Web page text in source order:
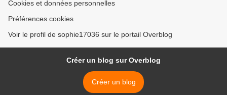
Cookies et données personnelles
Préférences cookies
Voir le profil de sophie17036 sur le portail Overblog
Créer un blog sur Overblog
Créer un blog